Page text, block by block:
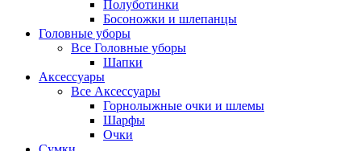
Полуботинки
Босоножки и шлепанцы
Головные уборы
Все Головные уборы
Шапки
Аксессуары
Все Аксессуары
Горнолыжные очки и шлемы
Шарфы
Очки